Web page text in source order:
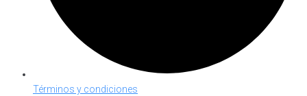
Términos y condiciones